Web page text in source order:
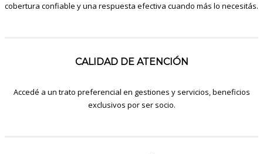
cobertura confiable y una respuesta efectiva cuando más lo necesitás.
CALIDAD DE ATENCIÓN
Accedé a un trato preferencial en gestiones y servicios, beneficios
exclusivos por ser socio.